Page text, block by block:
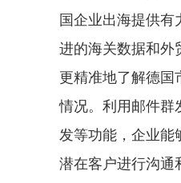
国企业出海提供有
进的海关数据和外
更精准地了解德国
情况。利用邮件
发等功能，企业能
潜在客户进行沟通